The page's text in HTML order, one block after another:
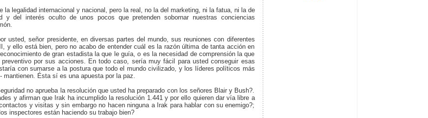
la legalidad internacional y nacional, pero la real, no la del marketing, ni la fatua, ni la de
del interés oculto de unos pocos que pretenden sobornar nuestras conciencias
usted, señor presidente, en diversas partes del mundo, sus reuniones con diferentes
y ello está bien, pero no acabo de entender cuál es la razón última de tanta acción en
de gran estadista la que le guía, o es la necesidad de comprensión la que
por sus acciones. En todo caso, sería muy fácil para usted conseguir esas
con sumarse a la postura que todo el mundo civilizado, y los líderes políticos más
Ésta sí es una apuesta por la paz.
no aprueba la resolución que usted ha preparado con los señores Blair y Bush?.
y afirman que Irak ha incumplido la resolución 1.441 y por ello quieren dar vía libre a
y visitas y sin embargo no hacen ninguna a Irak para hablar con su enemigo?;
inspectores están haciendo su trabajo bien?